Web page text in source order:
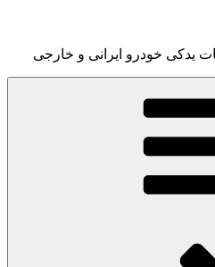
یدکی خودرو ایرانی و خارجی